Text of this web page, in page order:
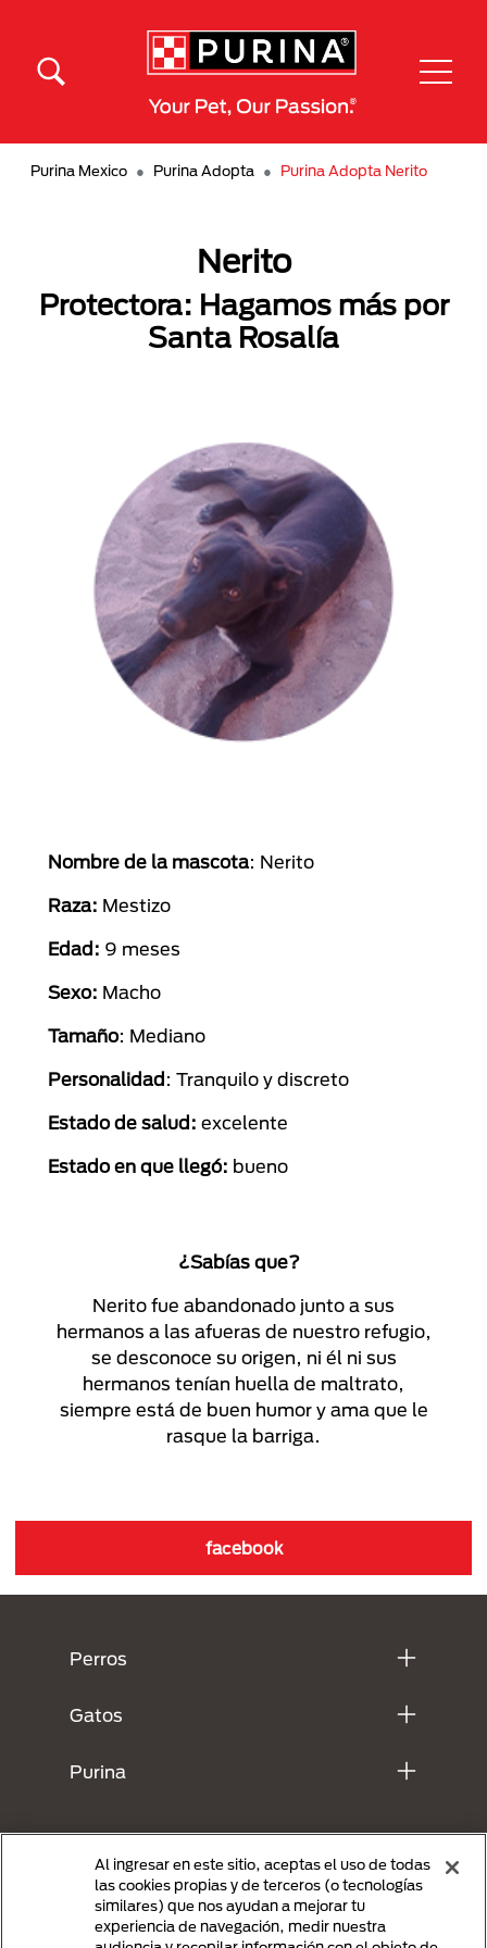
Purina Mexico Purina Adopta Purina Adopta Nerito
Nerito
Protectora: Hagamos más por
Santa Rosalía
Nombre de la mascota: Nerito
Raza: Mestizo
Edad: 9 meses
Sexo: Macho
Tamaño: Mediano
Personalidad: Tranquilo y discreto
Estado de salud: excelente
Estado en que llegó: bueno
¿Sabías que?
Nerito fue abandonado junto a sus
hermanos a las afueras de nuestro refugio,
se desconoce su origen, ni él ni sus
hermanos tenían huella de maltrato,
siempre está de buen humor y ama que le
rasque la barriga.
facebook
Perros
Gatos
Purina
Al ingresar en este sitio, aceptas el uso de todas
las cookies propias y de terceros (o tecnologías
similares) que nos ayudan a mejorar tu
experiencia de navegación, medir nuestra